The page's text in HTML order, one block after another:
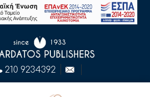
210 9234392